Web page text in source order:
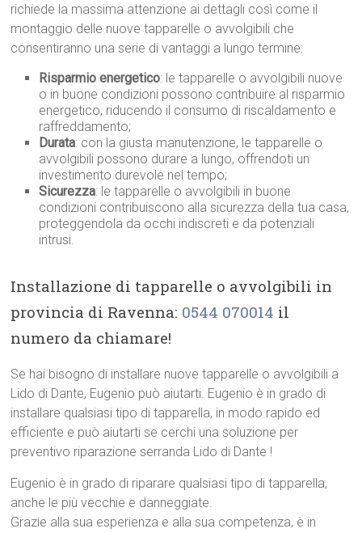
richiede la massima attenzione ai dettagli così come il
montaggio delle nuove tapparelle o avvolgibili che
consentiranno una serie di vantaggi a lungo termine:
Risparmio energetico: le tapparelle o avvolgibili nuove
o in buone condizioni possono contribuire al risparmio
energetico, riducendo il consumo di riscaldamento e
raffreddamento;
Durata: con la giusta manutenzione, le tapparelle o
avvolgibili possono durare a lungo, offrendoti un
investimento durevole nel tempo;
Sicurezza: le tapparelle o avvolgibili in buone
condizioni contribuiscono alla sicurezza della tua casa,
proteggendola da occhi indiscreti e da potenziali
intrusi.
Installazione di tapparelle o avvolgibili in
provincia di Ravenna: 0544 070014 il
numero da chiamare!
Se hai bisogno di installare nuove tapparelle o avvolgibili a
Lido di Dante, Eugenio può aiutarti. Eugenio è in grado di
installare qualsiasi tipo di tapparella, in modo rapido ed
efficiente e può aiutarti se cerchi una soluzione per
preventivo riparazione serranda Lido di Dante !
Eugenio è in grado di riparare qualsiasi tipo di tapparella,
anche le più vecchie e danneggiate.
Grazie alla sua esperienza e alla sua competenza, è in